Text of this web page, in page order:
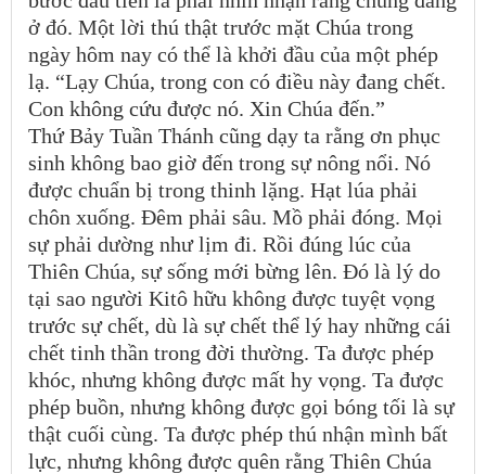
ở đó. Một lời thú thật trước mặt Chúa trong
ngày hôm nay có thể là khởi đầu của một phép
lạ. “Lạy Chúa, trong con có điều này đang chết.
Con không cứu được nó. Xin Chúa đến.”
Thứ Bảy Tuần Thánh cũng dạy ta rằng ơn phục
sinh không bao giờ đến trong sự nông nổi. Nó
được chuẩn bị trong thinh lặng. Hạt lúa phải
chôn xuống. Đêm phải sâu. Mồ phải đóng. Mọi
sự phải dường như lịm đi. Rồi đúng lúc của
Thiên Chúa, sự sống mới bừng lên. Đó là lý do
tại sao người Kitô hữu không được tuyệt vọng
trước sự chết, dù là sự chết thể lý hay những cái
chết tinh thần trong đời thường. Ta được phép
khóc, nhưng không được mất hy vọng. Ta được
phép buồn, nhưng không được gọi bóng tối là sự
thật cuối cùng. Ta được phép thú nhận mình bất
lực, nhưng không được quên rằng Thiên Chúa